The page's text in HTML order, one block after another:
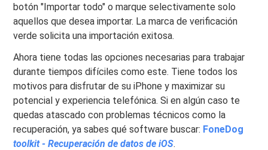
botón "Importar todo" o marque selectivamente solo
aquellos que desea importar. La marca de verificación
verde solicita una importación exitosa.
Ahora tiene todas las opciones necesarias para trabajar
durante tiempos difíciles como este. Tiene todos los
motivos para disfrutar de su iPhone y maximizar su
potencial y experiencia telefónica. Si en algún caso te
quedas atascado con problemas técnicos como la
recuperación, ya sabes qué software buscar: FoneDog
toolkit - Recuperación de datos de iOS.